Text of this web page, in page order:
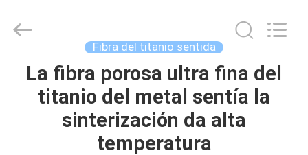
HOGAR
PRODUCTOS
Materials
Fibra del titanio sentida
La fibra porosa ultra fina del
titanio del metal sentía la
sinterización da alta
temperatura